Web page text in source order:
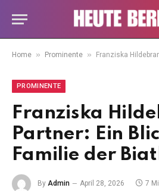
Home » Prominente » Franziska Hildebrands
PROMINENTE
Franziska
Partner: Ein
Familie der
By Admin April 28, 2026 7